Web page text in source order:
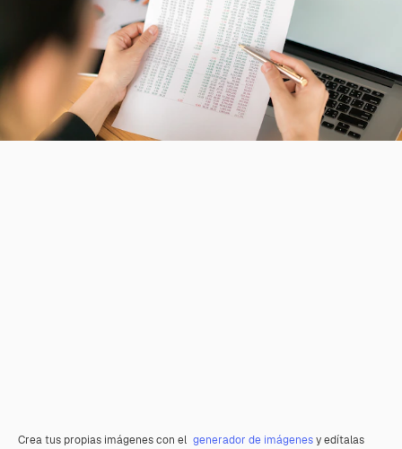
Crea tus propias imágenes con el generador de imágenesy edítalas